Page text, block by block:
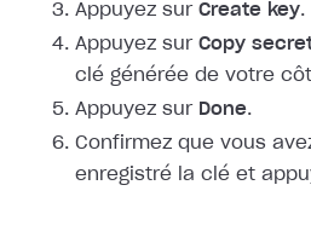
Appuyez sur Create key.
Appuyez sur Copy
clé générée de votre
Appuyez sur Done.
Confirmez que vous
enregistré la clé et